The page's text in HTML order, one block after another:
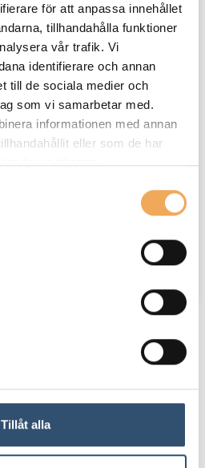
för att anpassa innehållet
tillhandahålla funktioner
vår trafik. Vi
identifierare och annan
till de sociala medier och
som vi samarbetar med.
informationen med annan
eller som de har
deras tjänster.
Tillåt alla